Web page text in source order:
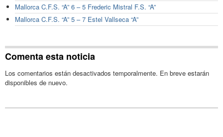
Mallorca C.F.S. “A” 6 – 5 Frederic Mistral F.S. “A”
Mallorca C.F.S. “A” 5 – 7 Estel Vallseca “A”
Comenta esta noticia
Los comentarios están desactivados temporalmente. En breve estarán
disponibles de nuevo.